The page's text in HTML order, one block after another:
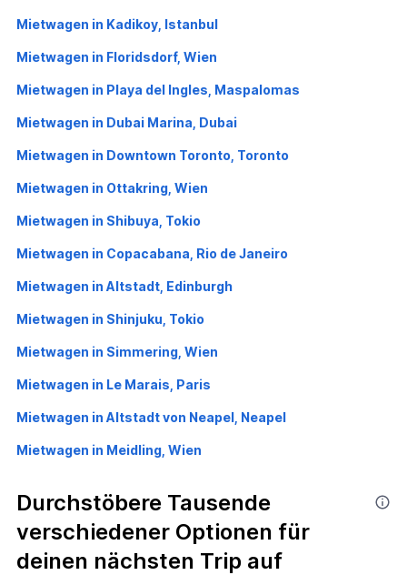
Mietwagen in Kadikoy, Istanbul
Mietwagen in Floridsdorf, Wien
Mietwagen in Playa del Ingles, Maspalomas
Mietwagen in Dubai Marina, Dubai
Mietwagen in Downtown Toronto, Toronto
Mietwagen in Ottakring, Wien
Mietwagen in Shibuya, Tokio
Mietwagen in Copacabana, Rio de Janeiro
Mietwagen in Altstadt, Edinburgh
Mietwagen in Shinjuku, Tokio
Mietwagen in Simmering, Wien
Mietwagen in Le Marais, Paris
Mietwagen in Altstadt von Neapel, Neapel
Mietwagen in Meidling, Wien
Durchstöbere Tausende
verschiedener Optionen für
deinen nächsten Trip auf